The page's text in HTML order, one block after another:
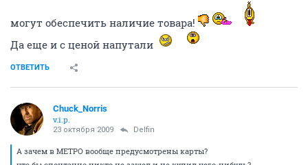
могут обеспечить наличие товара!
Да еще и с ценой напутали
ОТВЕТИТЬ
Chuck_Norris
v.i.p.
23 октября 2009 Delfin
А зачем в МЕТРО вообще предусмотрены карты?